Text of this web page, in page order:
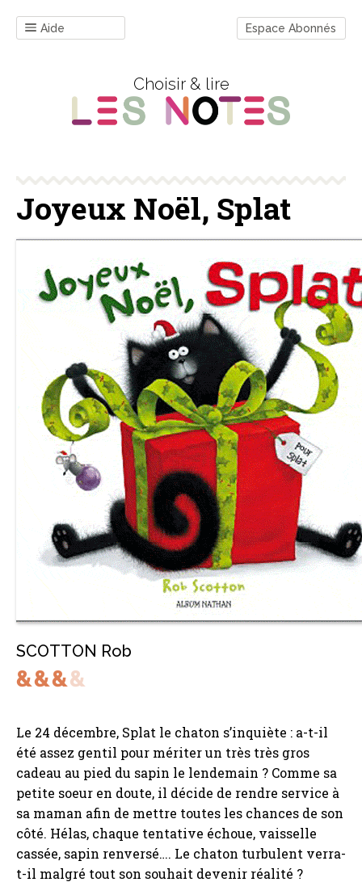
Aide Espace Abonnés
Choisir & lire
Joyeux Noël, Splat
SCOTTON Rob
Le 24 décembre, Splat le chaton s’inquiète : a-t-il
été assez gentil pour mériter un très très gros
cadeau au pied du sapin le lendemain ? Comme sa
petite soeur en doute, il décide de rendre service à
sa maman afin de mettre toutes les chances de son
côté. Hélas, chaque tentative échoue, vaisselle
cassée, sapin renversé…. Le chaton turbulent verra-
t-il malgré tout son souhait devenir réalité ?